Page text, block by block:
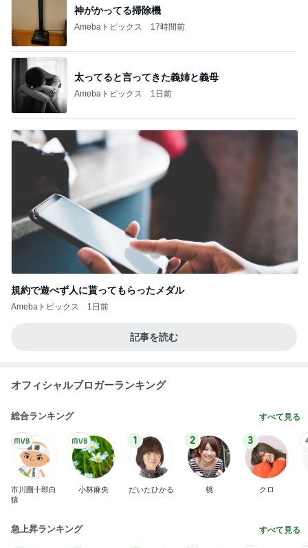
神がかってる掃除機
Amebaトピックス 17時間前
太ってると言ってきた義姉と義母
Amebaトピックス 1日前
規約で遊べず人に貰ってもらったメダル
Amebaトピックス 1日前
記事を読む
オフィシャルブロガーランキング
総合ランキング すべて見る
市川團十郎白
猿
小林麻央
1
だいたひかる
2
桃
3
クロ
急上昇ランキング すべて見る